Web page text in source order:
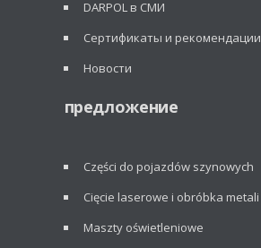
DARPOL в СМИ
Сертификаты и рекомендации
Новости
предложение
Części do pojazdów szynowych
Cięcie laserowe i obróbka metali
Maszty oświetleniowe